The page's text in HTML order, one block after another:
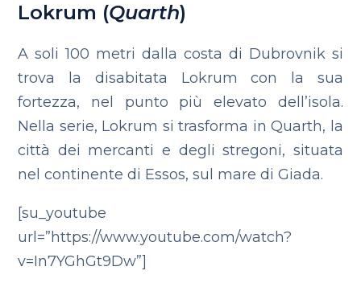
Lokrum (Quarth)
A soli 100 metri dalla costa di Dubrovnik si
trova la disabitata Lokrum con la sua
fortezza, nel punto più elevato dell’isola.
Nella serie, Lokrum si trasforma in Quarth, la
città dei mercanti e degli stregoni, situata
nel continente di Essos, sul mare di Giada.
[su_youtube
url=”https://www.youtube.com/watch?
v=In7YGhGt9Dw”]